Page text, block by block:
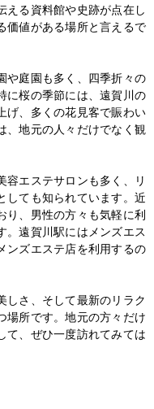
える資料館や史跡が点在し
価値がある場所と言えるで
や庭園も多く、四季折々の
に桜の季節には、遠賀川の
げ、多くの花見客で賑わい
、地元の人々だけでなく観
容エステサロンも多く、リ
しても知られています。近
、男性の方々も気軽に利
。遠賀川駅にはメンズエス
ンズエステ店を利用するの
しさ、そして最新のリラク
場所です。地元の方々だけ
て、ぜひ一度訪れてみては